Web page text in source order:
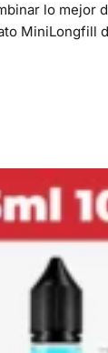
lo mejor
MiniLongfill